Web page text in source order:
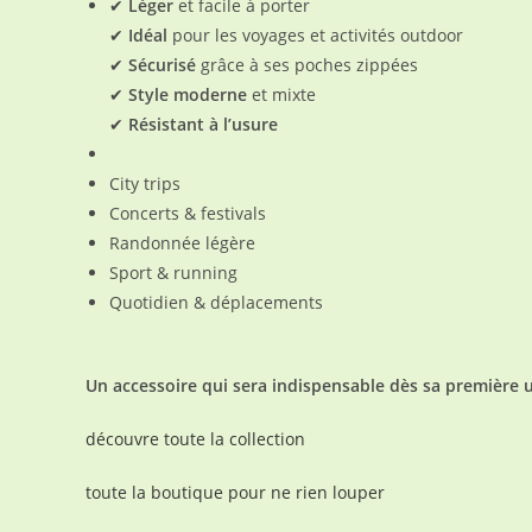
✔ Léger et facile à porter
✔ Idéal pour les voyages et activités outdoor
✔ Sécurisé grâce à ses poches zippées
✔ Style moderne et mixte
✔ Résistant à l’usure
City trips
Concerts & festivals
Randonnée légère
Sport & running
Quotidien & déplacements
Un accessoire qui sera indispensable dès sa première
découvre toute la collection
toute la boutique pour ne rien louper